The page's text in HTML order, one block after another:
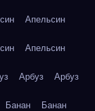
Апельсин
Апельсин
Арбуз Арбуз
Банан Банан